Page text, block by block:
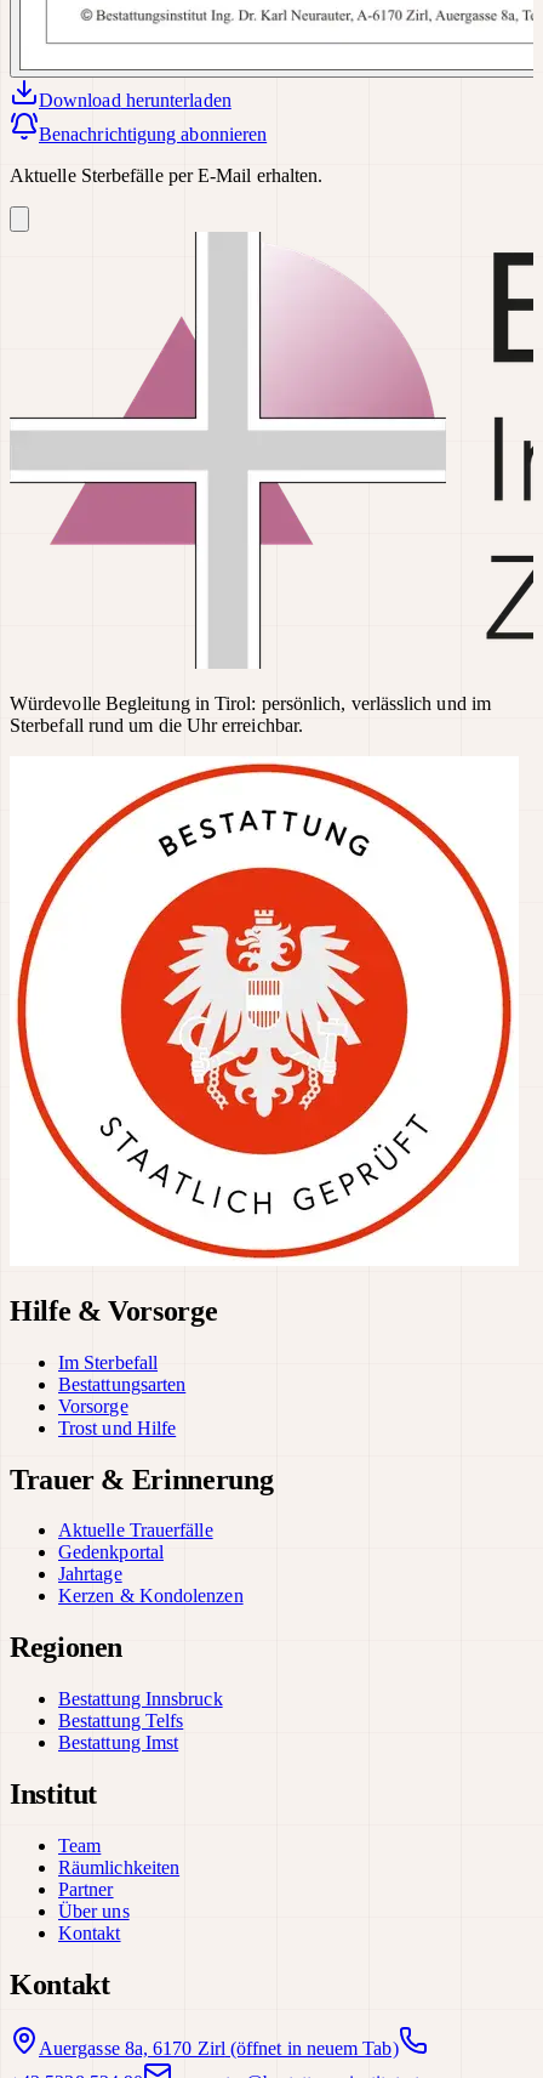
Download herunterladen
Benachrichtigung abonnieren
Aktuelle Sterbefälle per E-Mail erhalten.
Würdevolle Begleitung in Tirol: persönlich, verlässlich und im
Sterbefall rund um die Uhr erreichbar.
Hilfe & Vorsorge
Im Sterbefall
Bestattungsarten
Vorsorge
Trost und Hilfe
Trauer & Erinnerung
Aktuelle Trauerfälle
Gedenkportal
Jahrtage
Kerzen & Kondolenzen
Regionen
Bestattung Innsbruck
Bestattung Telfs
Bestattung Imst
Institut
Team
Räumlichkeiten
Partner
Über uns
Kontakt
Kontakt
Auergasse 8a, 6170 Zirl (öffnet in neuem Tab)